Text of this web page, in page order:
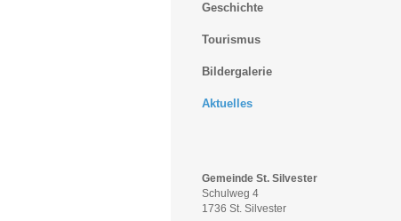
Geschichte
Tourismus
Bildergalerie
Aktuelles
Gemeinde St. Silvester
Schulweg 4
1736 St. Silvester